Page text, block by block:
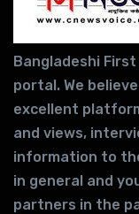
Bangladeshi
portal. We
excellent
and views,
information to
in general and
partners in the